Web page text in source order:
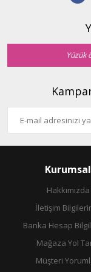
Ürün fiyatı diğer
Bu ürüne benzer
Yüzük
Kurumsal
Hakkımızda
İletişim
Banka Hesap
Mağaza Yol
Müşteri